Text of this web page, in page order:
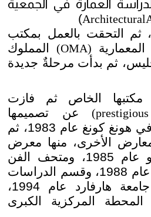
لندن عام 1972 لدراسة العمارة في الجمعية
)
وتخرجت عام 1977، ثم التحقت بالعمل بمكتب
(OMA)
المملوك
ثم بدأت مرحلةٌ جديدة
أنشأت مكتبها الخاص ثم فازت
عن تصميمها
المُقترح لنادٍ ترفيهي في هونغ كونغ عام 1983، ثم
الأخرى، منها معرض
بطوكيو عام 1985، ومتحف الفن
الحديث في نيويورك عام 1988، وقسم الدراسات
العليا للتصميم في جامعة هارفارد عام 1994،
المركزية الكبرى